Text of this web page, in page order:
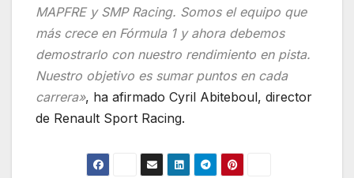
MAPFRE y SMP Racing. Somos el equipo que
más crece en Fórmula 1 y ahora debemos
demostrarlo con nuestro rendimiento en pista.
Nuestro objetivo es sumar puntos en cada
carrera», ha afirmado Cyril Abiteboul, director
de Renault Sport Racing.